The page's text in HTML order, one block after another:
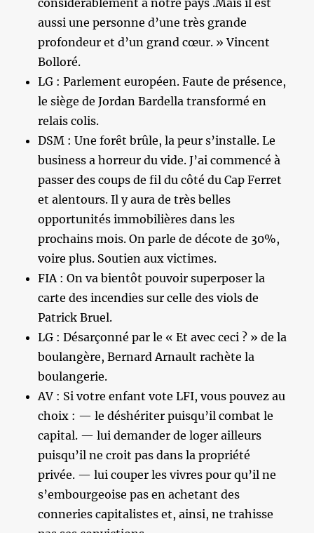
aussi une personne d’une très grande
profondeur et d’un grand cœur. » Vincent
Bolloré.
LG : Parlement européen. Faute de présence,
le siège de Jordan Bardella transformé en
relais colis.
DSM : Une forêt brûle, la peur s’installe. Le
business a horreur du vide. J’ai commencé à
passer des coups de fil du côté du Cap Ferret
et alentours. Il y aura de très belles
opportunités immobilières dans les
prochains mois. On parle de décote de 30%,
voire plus. Soutien aux victimes.
FIA : On va bientôt pouvoir superposer la
carte des incendies sur celle des viols de
Patrick Bruel.
LG : Désarçonné par le « Et avec ceci ? » de la
boulangère, Bernard Arnault rachète la
boulangerie.
AV : Si votre enfant vote LFI, vous pouvez au
choix : — le déshériter puisqu’il combat le
capital. — lui demander de loger ailleurs
puisqu’il ne croit pas dans la propriété
privée. — lui couper les vivres pour qu’il ne
s’embourgeoise pas en achetant des
conneries capitalistes et, ainsi, ne trahisse